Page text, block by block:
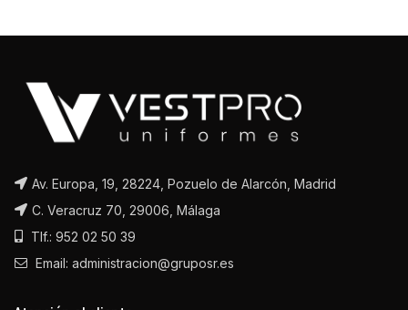
Av. Europa, 19, 28224, Pozuelo de Alarcón, Madrid
C. Veracruz 70, 29006, Málaga
Tlf.: 952 02 50 39
Email: administracion@gruposr.es